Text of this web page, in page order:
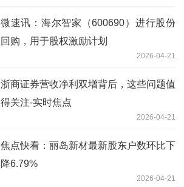
微速讯：海尔智家（600690）进行股份
回购，用于股权激励计划
2026-04-21
浙商证券营收净利双增背后，这些问题值
得关注-实时焦点
2026-04-21
焦点快看：丽岛新材最新股东户数环比下
降6.79%
2026-04-21